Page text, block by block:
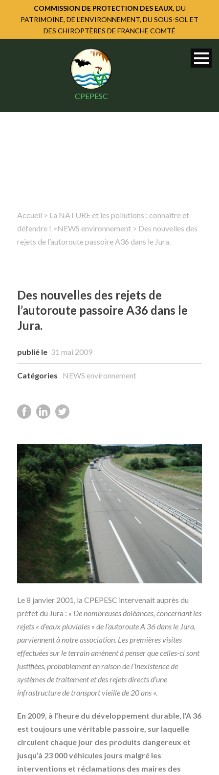
COMMISSION DE PROTECTION DES EAUX, DU
PATRIMOINE, DE L'ENVIRONNEMENT, DU SOUS-SOL ET
DES CHIROPTÈRES DE FRANCHE COMTÉ
CPEPESC
Rechercher
Accueil > La NATURE et les pollutions : connaître et
défendre ! >NEWS environnement > Des nouvelles des
rejets de l’autoroute passoire A36 dans le Jura.
Des nouvelles des rejets de
l’autoroute passoire A36 dans le
Jura.
publié le 31 mai 2009
Catégories NEWS environnement
Le 8 janvier 2001, la CPEPESC intervenait auprès du
préfet du Jura : « De nombreuses doléances, concernant les
rejets « d’eaux pluviales » de l’autoroute A 36 dans le Jura,
parviennent à notre association. Les premières visites
effectuées sur le terrain amènent à penser que celles-ci sont
justifiées, probablement en raison de l’inexistence de
systèmes de traitement et des rejets directs d’une
infrastructure de transport vieille de 20 ans ».
En 2009, à l’heure du développement durable, l’A 36
est toujours une véritable passoire, sur laquelle
circulent chaque jour des produits dangereux et
jusqu’à 23 000 véhicules jours malgré les
interventions et réclamations des maires des